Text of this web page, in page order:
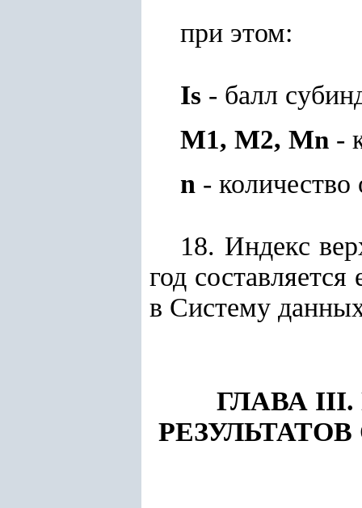
при этом:
Is - балл
M1, M2, Mn -
n -
18. Индекс
год составляется
в Систему
ГЛАВА